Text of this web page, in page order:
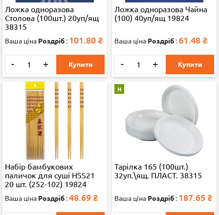
Ложка одноразова
Столова (100шт.) 20уп/ящ
38315
Ваша ціна Роздріб : 101.80 ₴
- + Купити
Ложка одноразова Чайна
(100) 40уп/ящ 19824
Ваша ціна Роздріб : 61.48 ₴
- + Купити
Набір бамбукових
паличок для суші HSS21
20 шт. (252-102) 19824
Ваша ціна Роздріб :48.69 ₴
Н
Тарілка 165 (100шт.)
32уп.\ящ. ПЛАСТ. 38315
Ваша ціна Роздріб : 187.65 ₴